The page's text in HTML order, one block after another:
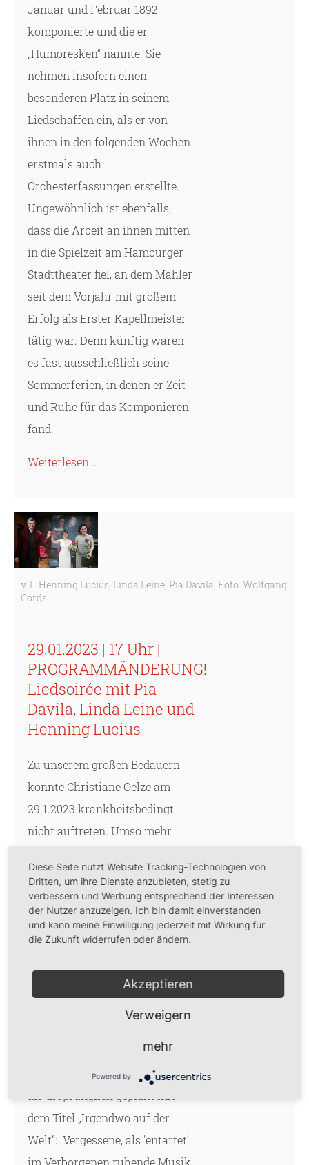
Januar und Februar 1892
komponierte und die er
„Humoresken“ nannte. Sie
nehmen insofern einen
besonderen Platz in seinem
Liedschaffen ein, als er von
ihnen in den folgenden Wochen
erstmals auch
Orchesterfassungen erstellte.
Ungewöhnlich ist ebenfalls,
dass die Arbeit an ihnen mitten
in die Spielzeit am Hamburger
Stadttheater fiel, an dem Mahler
seit dem Vorjahr mit großem
Erfolg als Erster Kapellmeister
tätig war. Denn künftig waren
es fast ausschließlich seine
Sommerferien, in denen er Zeit
und Ruhe für das Komponieren
fand.
Weiterlesen …
v. l.: Henning Lucius, Linda Leine, Pia Davila; Foto: Wolfgang
Cords
29.01.2023 | 17 Uhr |
PROGRAMMÄNDERUNG!
Liedsoirée mit Pia
Davila, Linda Leine und
Henning Lucius
Zu unserem großen Bedauern
konnte Christiane Oelze am
29.1.2023 krankheitsbedingt
nicht auftreten. Umso mehr
der Unterstützung von Henning
Lucius kurzfristig adäquaten
Ersatz finden konnten: Pia
Davila (Sopran) und Linda Leine
mit Henning Lucius den
Jahresauftakt der Gustav
Lichtwarksaal. Das Publikum
erlebte ein ganz anderes Konzert
dem Titel „Irgendwo auf der
Welt“: Vergessene, als 'entartet'
im Verborgenen ruhende Musik
Diese Seite nutzt Website Tracking-Technologien von
Dritten, um ihre Dienste anzubieten, stetig zu
verbessern und Werbung entsprechend der Interessen
der Nutzer anzuzeigen. Ich bin damit einverstanden
und kann meine Einwilligung jederzeit mit Wirkung für
die Zukunft widerrufen oder ändern.
Akzeptieren
Verweigern
mehr
Powered by